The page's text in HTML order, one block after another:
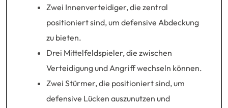
Zwei Innenverteidiger, die zentral
positioniert sind, um defensive Abdeckung
zu bieten.
Drei Mittelfeldspieler, die zwischen
Verteidigung und Angriff wechseln können.
Zwei Stürmer, die positioniert sind, um
defensive Lücken auszunutzen und